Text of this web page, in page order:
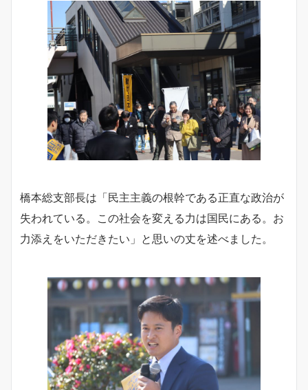
橋本総支部長は「民主主義の根幹である正直な政治が
失われている。この社会を変える力は国民にある。お
力添えをいただきたい」と思いの丈を述べました。